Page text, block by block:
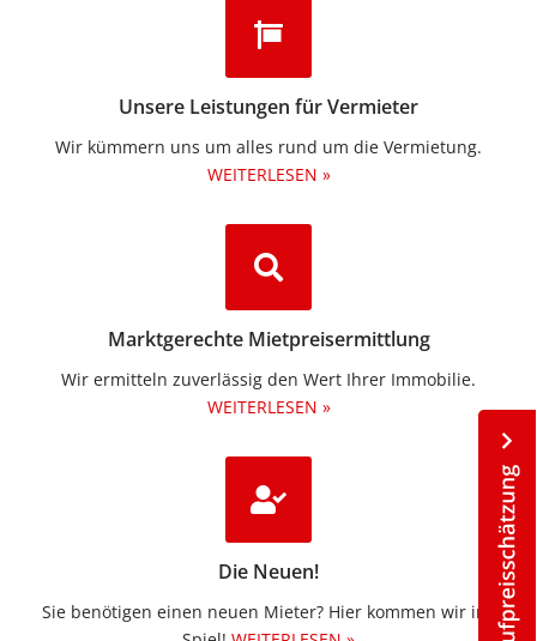
Unsere Leistungen für Vermieter
Wir kümmern uns um alles rund um die Vermietung.​
WEITERLESEN »
Marktgerechte Mietpreisermittlung
Wir ermitteln zuverlässig den Wert Ihrer Immobilie.
WEITERLESEN »
Die Neuen!
Sie benötigen einen neuen Mieter? Hier kommen wir ins